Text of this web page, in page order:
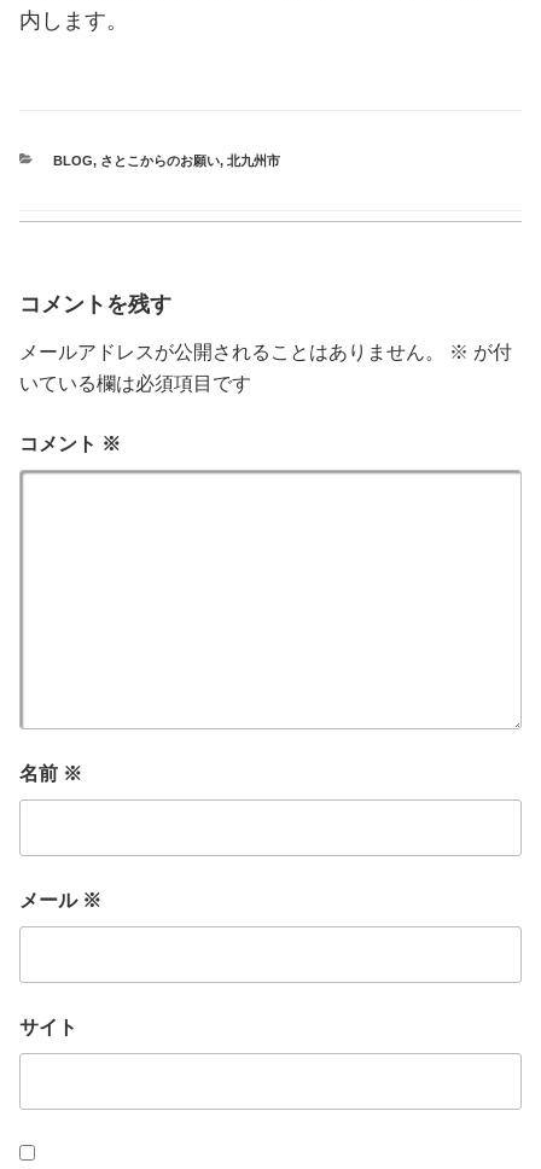
内します。
CATEGORIES
BLOG, さとこからのお願い, 北九州市
コメントを残す
メールアドレスが公開されることはありません。 ※ が付
いている欄は必須項目です
コメント ※
名前 ※
メール ※
サイト